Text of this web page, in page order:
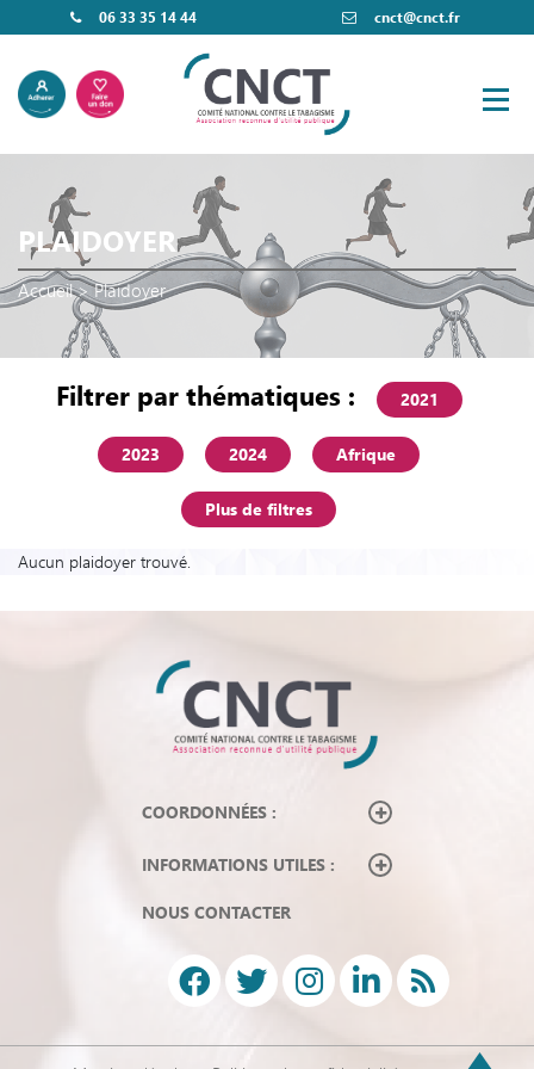
06 33 35 14 44 cnct@cnct.fr
PLAIDOYER
Accueil>Plaidoyer
Filtrer par thématiques : 2021
2023 2024 Afrique
Plus de filtres
Aucun plaidoyer trouvé.
COORDONNÉES :
INFORMATIONS UTILES :
NOUS CONTACTER